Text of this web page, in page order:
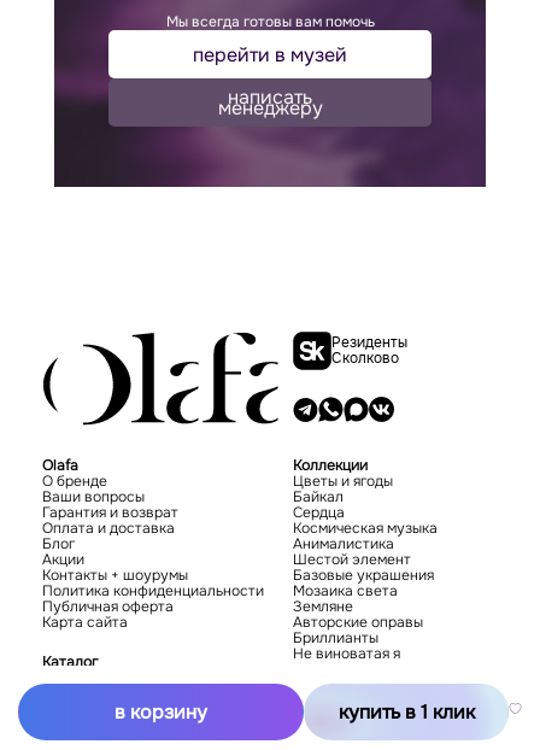
в корзину купить в 1 клик
Мы всегда готовы вам помочь
перейти в музей
написать
менеджеру
Резиденты
Сколково
Olafa
О бренде
Ваши вопросы
Гарантия и возврат
Оплата и доставка
Блог
Акции
Контакты + шоурумы
Политика конфиденциальности
Публичная оферта
Карта сайта
Каталог
Кольца
Коллекции
Цветы и ягоды
Байкал
Сердца
Космическая музыка
Анималистика
Шестой элемент
Базовые украшения
Мозаика света
Земляне
Авторские оправы
Бриллианты
Не виноватая я